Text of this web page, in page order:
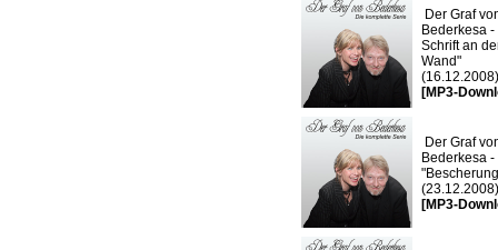
Der Graf
Bederkesa -
Schrift an
Wand"
(16.12.2008)
[MP3-
Der Graf
Bederkesa -
(23.12.2008)
[MP3-